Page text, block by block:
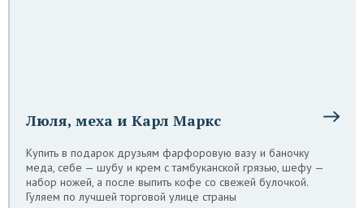
Люля, меха и Карл Маркс
Купить в подарок друзьям фарфоровую вазу и баночку
меда, себе — шубу и крем с тамбуканской грязью, шефу —
набор ножей, а после выпить кофе со свежей булочкой.
Гуляем по лучшей торговой улице страны